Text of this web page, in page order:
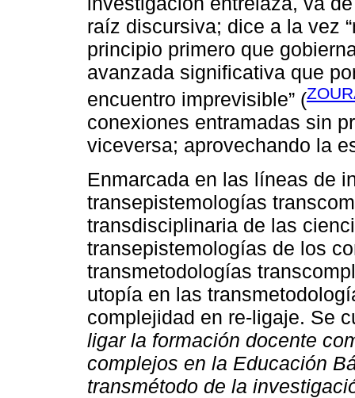
raíz discursiva; dice a la vez
principio primero que
avanzada significativa que
encuentro imprevisible” (
conexiones entramadas sin
viceversa; aprovechando la
Enmarcada en las líneas de
transepistemologías
transdisciplinaria de las
transepistemologías de los
transmetodologías
utopía en las
complejidad en re-ligaje. Se
ligar la formación docente
complejos en la Educación
transmétodo de la